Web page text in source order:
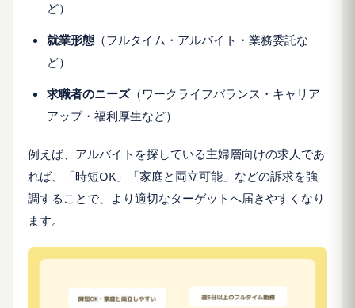
ど）
就業形態 （フルタイム・アルバイト・業務委託な
ど）
求職者のニーズ（ワークライフバランス・キャリア
アップ・福利厚生など）
例えば、アルバイトを探している主婦層向けの求人であ
れば、「時短OK」「家庭と両立可能」などの訴求を強
調することで、より適切なターゲットへ届きやすくなり
ます。